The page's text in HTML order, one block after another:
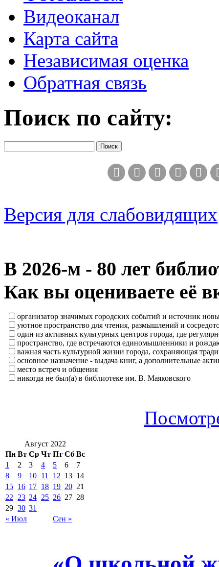
Видеоканал
Карта сайта
Независимая оценка
Обратная связь
Поиск по сайту:
Версия для слабовидящих
В 2026‑м - 80 лет
Как вы оцениваете её
организатор значимых городских событий и источник
уютное пространство для чтения, размышлений и
один из активных культурных центров города, где
пространство, где встречаются единомышленники и
важная часть культурной жизни города, сохраняющая
основное назначение - выдача книг, а дополнительные
место встреч и общения
никогда не был(а) в библиотеке им. В. Маяковского
Август 2022
Пн Вт Ср Чт Пт Сб Вс
« Июл Сен »
1 2 3 4 5 6
7
8
9 10 11 12 13 14
15 16 17 18 19 20 21
22
23 24 25 26 27 28
29 30 31